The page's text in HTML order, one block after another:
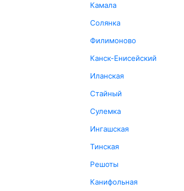
Камала
Солянка
Филимоново
Канск-Енисейский
Иланская
Стайный
Сулемка
Ингашская
Тинская
Решоты
Канифольная